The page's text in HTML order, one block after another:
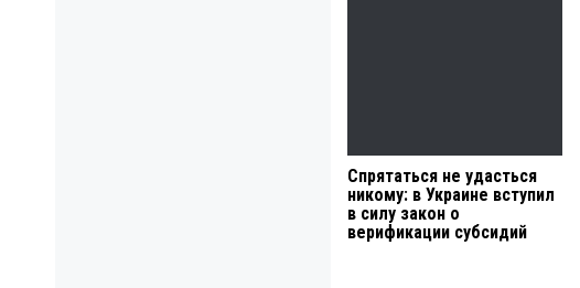
Спрятаться не удасться
никому: в Украине вступил
в силу закон о
верификации субсидий